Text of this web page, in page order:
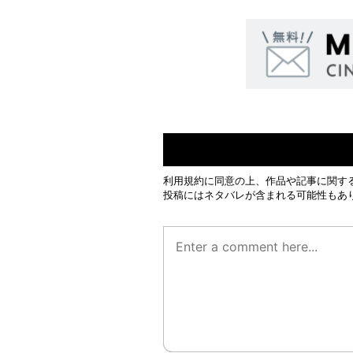
利用規約に同意の上、作品や記事に関
投稿にはネタバレが含まれる可能性も